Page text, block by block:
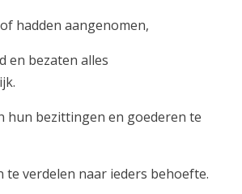
hadden aangenomen,
en bezaten alles
hun bezittingen en goederen te
te verdelen naar ieders behoefte.